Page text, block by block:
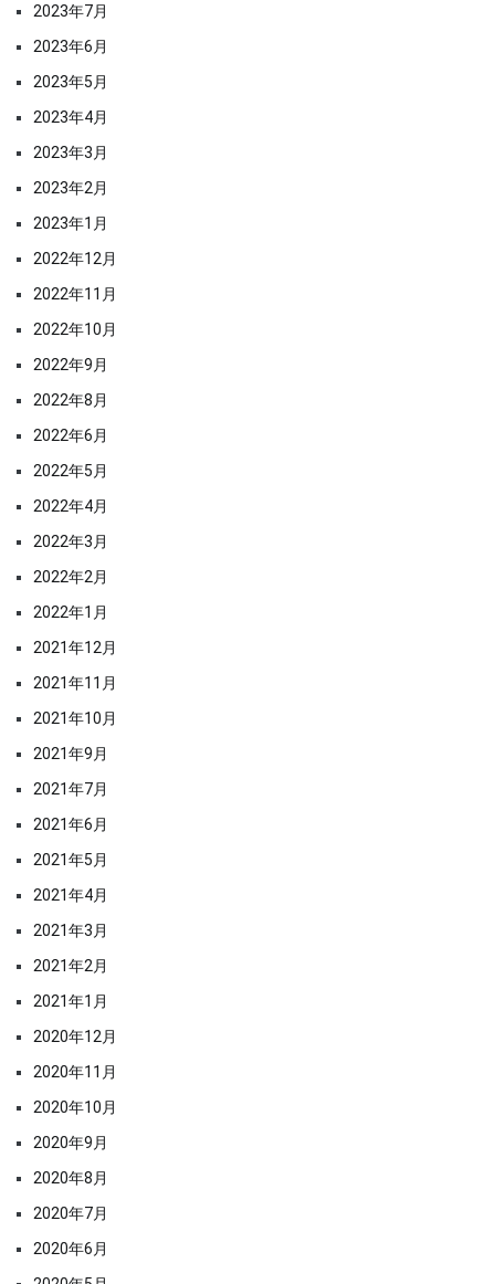
2023年7月
2023年6月
2023年5月
2023年4月
2023年3月
2023年2月
2023年1月
2022年12月
2022年11月
2022年10月
2022年9月
2022年8月
2022年6月
2022年5月
2022年4月
2022年3月
2022年2月
2022年1月
2021年12月
2021年11月
2021年10月
2021年9月
2021年7月
2021年6月
2021年5月
2021年4月
2021年3月
2021年2月
2021年1月
2020年12月
2020年11月
2020年10月
2020年9月
2020年8月
2020年7月
2020年6月